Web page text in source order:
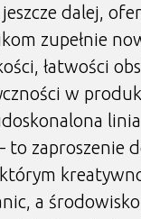
jeszcze dalej,
zupełnie
łatwości
w
linia
to zaproszenie
a